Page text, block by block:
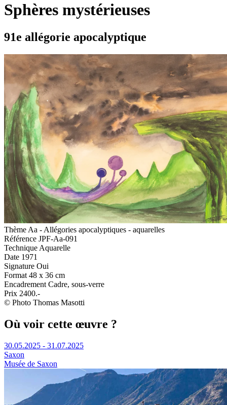
Sphères mystérieuses
91e allégorie apocalyptique
Thème Aa - Allégories apocalyptiques - aquarelles
Référence JPF-Aa-091
Technique Aquarelle
Date 1971
Signature Oui
Format 48 x 36 cm
Encadrement Cadre, sous-verre
Prix 2400.-
© Photo Thomas Masotti
Où voir cette œuvre ?
30.05.2025 - 31.07.2025
Saxon
Musée de Saxon